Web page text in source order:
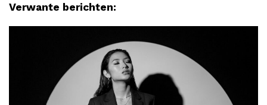
Verwante berichten: